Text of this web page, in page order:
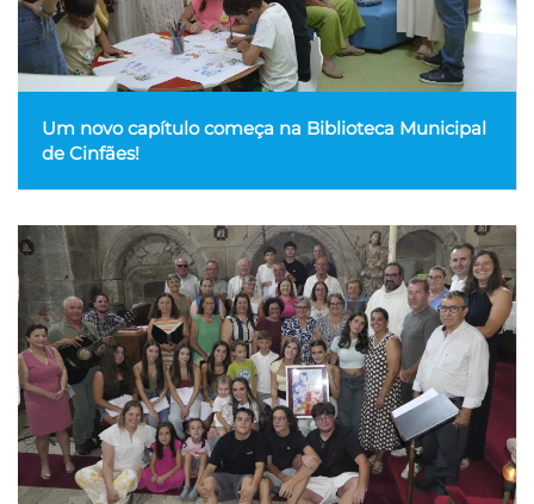
Um novo capítulo começa na Biblioteca Municipal
de Cinfães!